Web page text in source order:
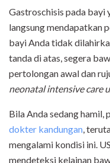
Gastroschisis pada bayi
langsung mendapatkan
bayi Anda tidak
tanda di atas, segera
pertolongan awal dan
neonatal intensive care
Bila Anda sedang hamil,
dokter kandungan,
mengalami kondisi ini.
mendeteksi kelainan